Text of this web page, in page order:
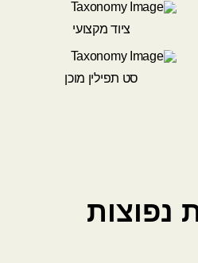
ציוד מקצועי
סט תפילין מוכן
נפוצות